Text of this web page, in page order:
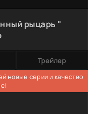
рыцарь "
Трейлер
новые серии и качество